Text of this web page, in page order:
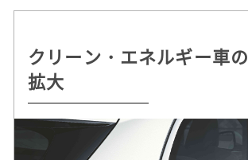
クリーン・エネルギー車の
拡大
持続可能な
クルマづくりを追求
自動運転 /
デジタル・サービスの革新
ドライビング・プレジャー
へのこだわり